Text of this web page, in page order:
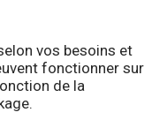
vos besoins et
fonctionner sur
de la